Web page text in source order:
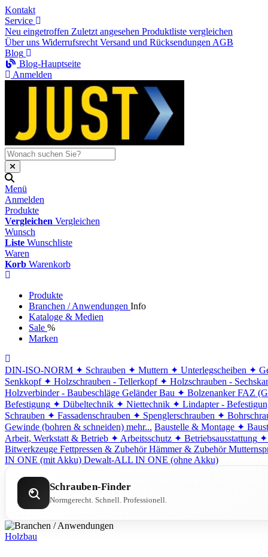
Kontakt
Service
Neu eingetroffen Zuletzt angesehen Produktliste vergleichen
Über uns Widerrufsrecht Versand und Rücksendungen AGB
Blog
Blog-Hauptseite
Anmelden
Menü
Anmelden
Produkte
Vergleichen Vergleichen
Wunsch
Liste Wunschliste
Waren
Korb Warenkorb
Produkte
Branchen / Anwendungen Info
Kataloge & Medien
Sale %
Marken
DIN-ISO-NORM ✦ Schrauben ✦ Muttern ✦ Unterlegscheiben ✦
Senkkopf ✦ Holzschrauben - Tellerkopf ✦ Holzschrauben -
Holzverbinder - Baubeschläge Geländer Bau ✦ Bolzenanker FAZ
Befestigung ✦ Dübeltechnik ✦ Niettechnik ✦ Lindapter -
Schrauben ✦ Fassadenschrauben ✦ Spenglerschrauben ✦
Gewinde (bohren & schneiden) mehr... Baustelle & Montage ✦
Arbeit, Werkstatt & Betrieb ✦ Arbeitsschutz ✦ Betriebsausstattung ✦
Bitwerkzeuge Fettpressen & Zubehör Hämmer & Zubehör
IN ONE (mit Akku) Dewalt-ALL IN ONE (ohne Akku)
Schrauben-Finder
Normgerecht. Schnell. Professionell.
Holzbau